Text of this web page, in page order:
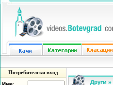
Потребителски вход
Други »